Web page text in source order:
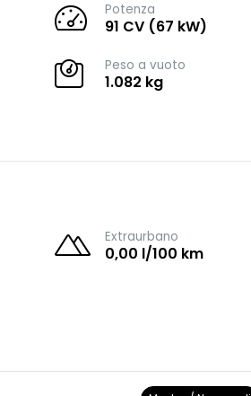
Potenza
91 CV (67 kW)
Peso a vuoto
1.082 kg
Extraurbano
0,00 l/100 km